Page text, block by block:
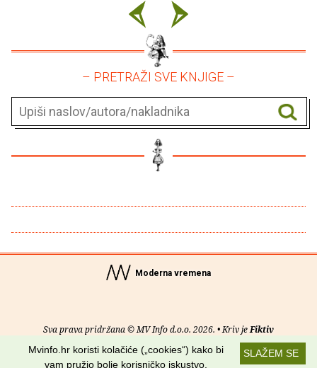
– PRETRAŽI SVE KNJIGE –
Moderna vremena
Sva prava pridržana © MV Info d.o.o. 2026. • Kriv jeFiktiv
O nama• Pomoć• Uvjeti korištenja•RSS kanaliSLAŽEM SE
Mvinfo.hr koristi kolačiće („cookies“) kako bi
vam pružio bolje korisničko iskustvo.